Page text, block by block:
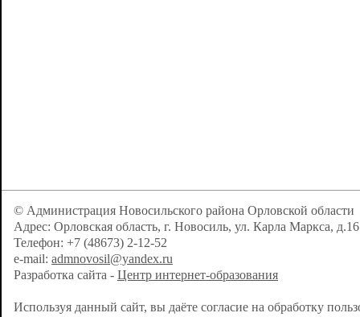
© Администрация Новосильского района Орловской области
Адрес: Орловская область, г. Новосиль, ул. Карла Маркса, д.16
Телефон: +7 (48673) 2-12-52
e-mail: admnovosil@yandex.ru
Разработка сайта - Центр интернет-образования
Используя данный сайт, вы даёте согласие на обработку